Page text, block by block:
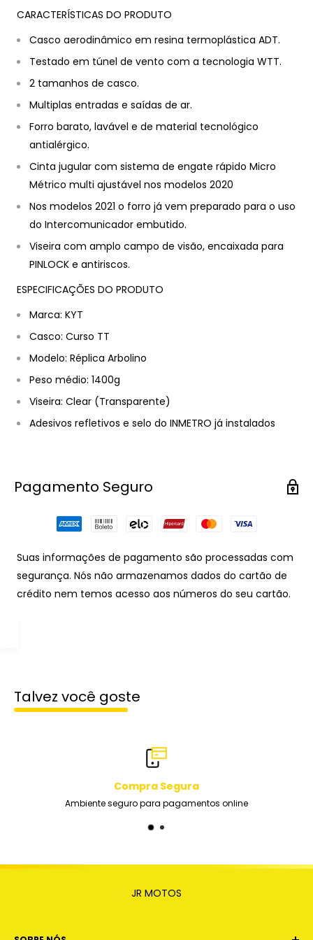
CARACTERÍSTICAS DO PRODUTO
Casco aerodinâmico em resina termoplástica ADT.
Testado em túnel de vento com a tecnologia WTT.
2 tamanhos de casco.
Multiplas entradas e saídas de ar.
Forro barato, lavável e de material tecnológico
antialérgico.
Cinta jugular com sistema de engate rápido Micro
Métrico multi ajustável nos modelos 2020
Nos modelos 2021 o forro já vem preparado para o uso
do Intercomunicador embutido.
Viseira com amplo campo de visão, encaixada para
PINLOCK e antiriscos.
ESPECIFICAÇÕES DO PRODUTO
Marca: KYT
Casco: Curso TT
Modelo: Réplica Arbolino
Peso médio: 1400g
Viseira: Clear (Transparente)
Adesivos refletivos e selo do INMETRO já instalados
Pagamento Seguro
Suas informações de pagamento são processadas com
segurança. Nós não armazenamos dados do cartão de
crédito nem temos acesso aos números do seu cartão.
Talvez você goste
Equipe de suporte de extrema qualidade
JR MOTOS